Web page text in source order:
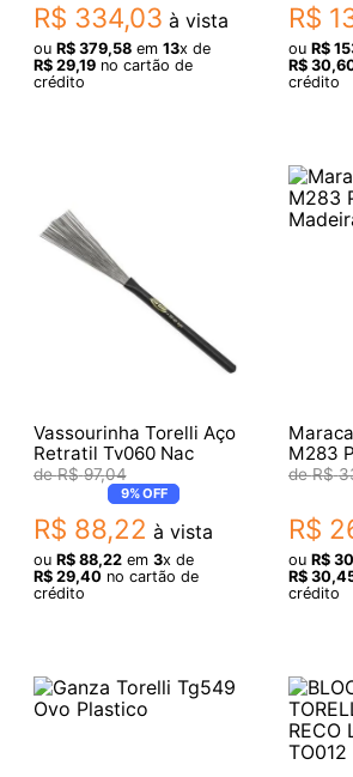
R$ 334,03 à vista
ou R$ 379,58em 13x de
R$ 29,19no cartão de
crédito
R$
ou R$
R$ 30,
crédito
Vassourinha Torelli Aço
Retratil Tv060 Nac
R$ 97,04
9%OFF
R$ 88,22 à vista
ou R$ 88,22em 3x de
R$ 29,40no cartão de
crédito
M283
R$
R$
ou R$
R$ 30,
crédito